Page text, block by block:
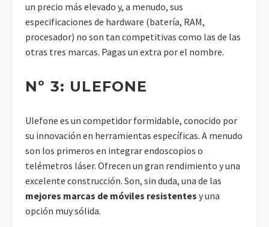
un precio más elevado y, a menudo, sus
especificaciones de hardware (batería, RAM,
procesador) no son tan competitivas como las de las
otras tres marcas. Pagas un extra por el nombre.
Nº 3: ULEFONE
Ulefone es un competidor formidable, conocido por
su innovación en herramientas específicas. A menudo
son los primeros en integrar endoscopios o
telémetros láser. Ofrecen un gran rendimiento y una
excelente construcción. Son, sin duda, una de las
mejores marcas de móviles resistentes y una
opción muy sólida.